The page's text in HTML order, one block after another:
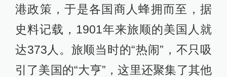
港政策，于是各国商人蜂拥而至，据
史料记载，1901年来旅顺的美国人就
达373人。旅顺当时的“热闹”，不只吸
引了美国的“大亨”，这里还聚集了其他